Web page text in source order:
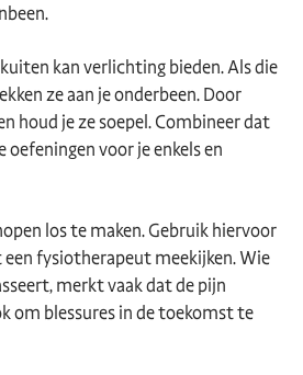
kan verlichting bieden. Als die
ze aan je onderbeen. Door
houd je ze soepel. Combineer dat
voor je enkels en
los te maken. Gebruik hiervoor
fysiotherapeut meekijken. Wie
merkt vaak dat de pijn
om blessures in de toekomst te